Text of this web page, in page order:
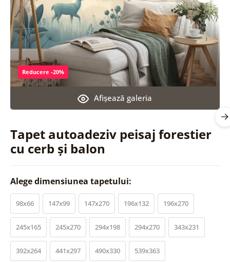
Tapet autoadeziv peisaj forestier
cu cerb și balon
Afişează galeria
Reducere -20%
Alege dimensiunea tapetului:
98x66 147x99 147x270 196x132 196x270
245x165 245x270 294x198 294x270 343x231
392x264 441x297 490x330 539x363